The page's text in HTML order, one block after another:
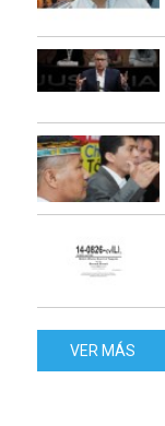
VER MÁS